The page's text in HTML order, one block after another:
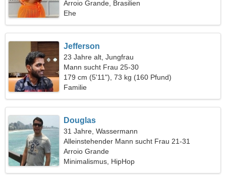
Arroio Grande, Brasilien
Ehe
Jefferson
23 Jahre alt, Jungfrau
Mann sucht Frau 25-30
179 cm (5'11"), 73 kg (160 Pfund)
Familie
Douglas
31 Jahre, Wassermann
Alleinstehender Mann sucht Frau 21-31
Arroio Grande
Minimalismus, HipHop